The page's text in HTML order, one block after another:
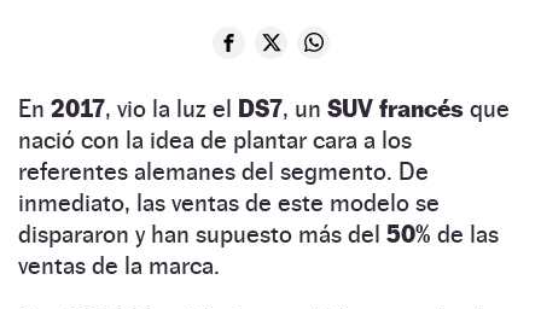
En 2017, vio la luz el DS7, un SUV francés que
nació con la idea de plantar cara a los
referentes alemanes del segmento. De
inmediato, las ventas de este modelo se
dispararon y han supuesto más del 50% de las
ventas de la marca.